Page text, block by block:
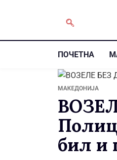
ПОЧЕТНА
МАКЕДОНИЈА
бил и